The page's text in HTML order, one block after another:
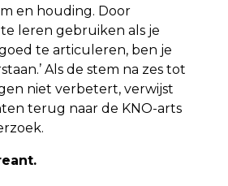
en houding. Door
leren gebruiken als je
te articuleren, ben je
Als de stem na zes tot
niet verbetert, verwijst
terug naar de KNO-arts